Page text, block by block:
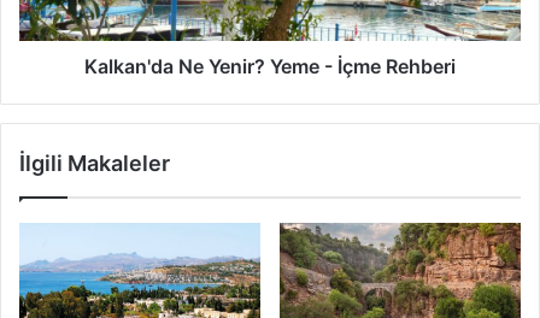
Kalkan'da Ne Yenir? Yeme - İçme Rehberi
İlgili Makaleler